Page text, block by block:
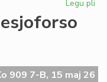
Legu pli
de
909 7-B, 15 maj 26